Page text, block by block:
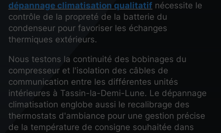
dépannage climatisation qualitatif nécessite le
contrôle de la propreté de la batterie du
condenseur pour favoriser les échanges
thermiques extérieurs.
Nous testons la continuité des bobinages du
compresseur et l'isolation des câbles de
communication entre les différentes unités
intérieures à Tassin-la-Demi-Lune. Le dépannage
climatisation englobe aussi le recalibrage des
thermostats d'ambiance pour une gestion précise
de la température de consigne souhaitée dans